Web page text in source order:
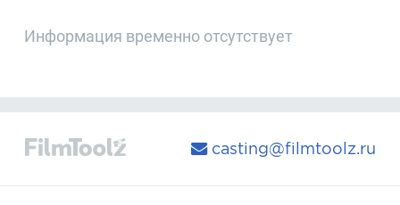
Информация временно отсутствует
casting@filmtoolz.ru